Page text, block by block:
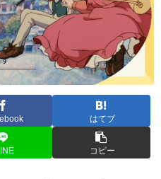
はてブ
コピー